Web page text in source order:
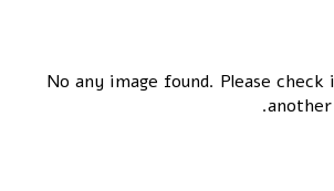
No any image found. Please
another